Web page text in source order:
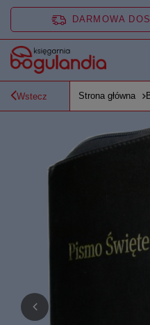
DARMOWA
Wstecz Strona główna